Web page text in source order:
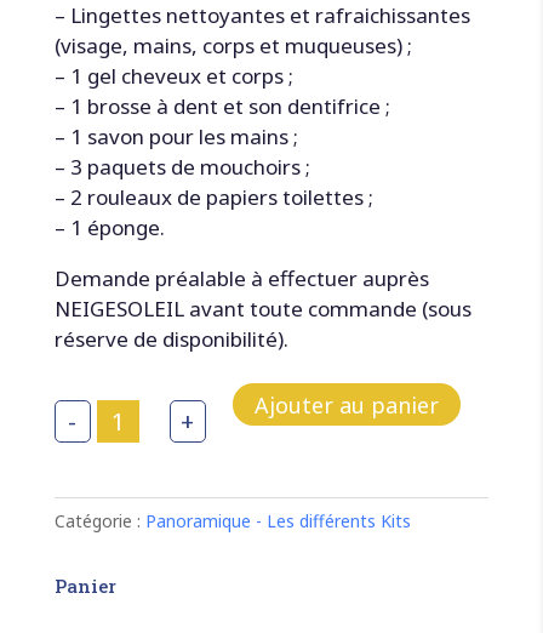
– Lingettes nettoyantes et rafraichissantes
(visage, mains, corps et muqueuses) ;
– 1 gel cheveux et corps ;
– 1 brosse à dent et son dentifrice ;
– 1 savon pour les mains ;
– 3 paquets de mouchoirs ;
– 2 rouleaux de papiers toilettes ;
– 1 éponge.
Demande préalable à effectuer auprès
NEIGESOLEIL avant toute commande (sous
réserve de disponibilité).
- quantité
Kit
salle
de
bains
(pour
un
+ Ajouter au panier
Catégorie : Panoramique - Les différents Kits
Panier